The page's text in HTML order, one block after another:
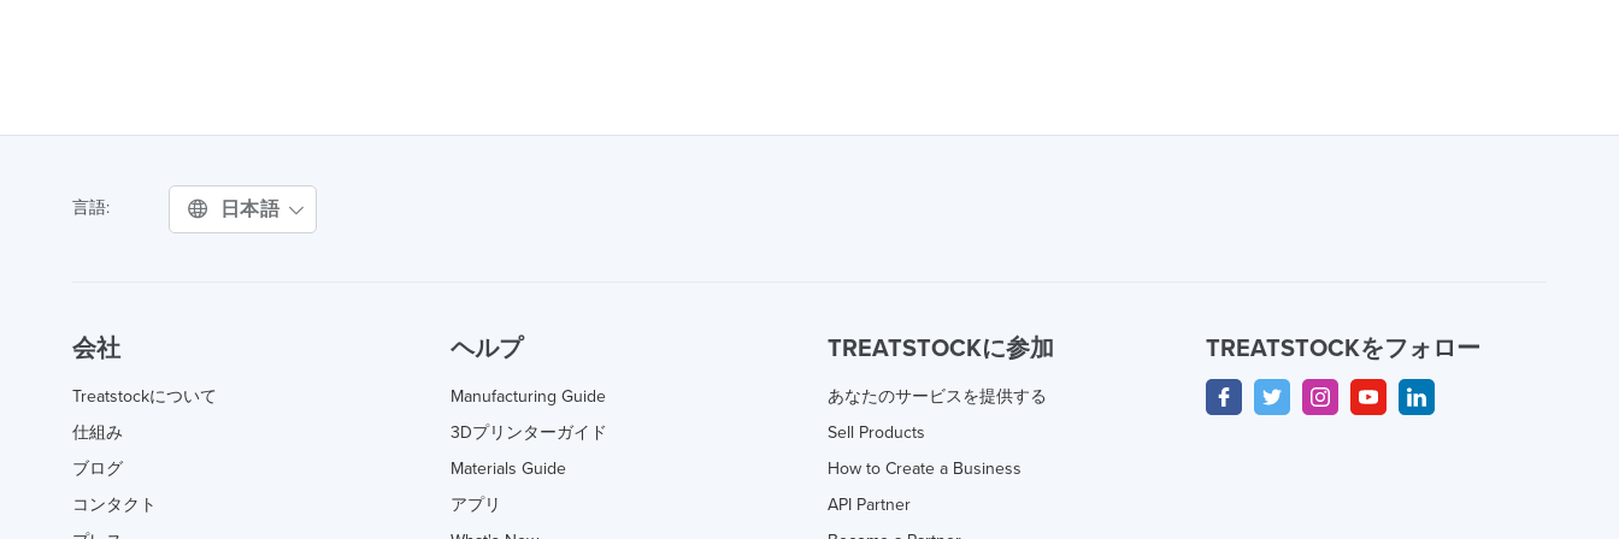
言語: 日本語
会社
Treatstockについて
仕組み
ブログ
コンタクト
ヘルプ
Manufacturing Guide
3Dプリンターガイド
Materials Guide
アプリ
TREATSTOCKに参加
あなたのサービスを提供する
Sell Products
How to Create a Business
API Partner
TREATSTOCKをフォロー